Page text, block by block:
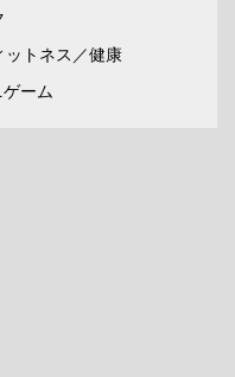
ットネス／健康
ーム